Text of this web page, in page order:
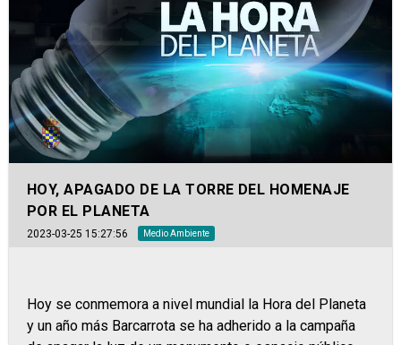
HOY, APAGADO DE LA TORRE DEL HOMENAJE
POR EL PLANETA
2023-03-25 15:27:56 Medio Ambiente
Hoy se conmemora a nivel mundial la Hora del Planeta
y un año más Barcarrota se ha adherido a la campaña